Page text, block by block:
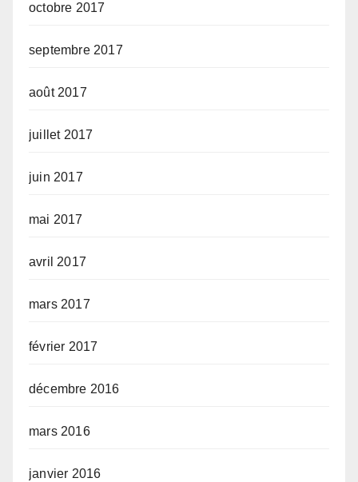
octobre 2017
septembre 2017
août 2017
juillet 2017
juin 2017
mai 2017
avril 2017
mars 2017
février 2017
décembre 2016
mars 2016
janvier 2016